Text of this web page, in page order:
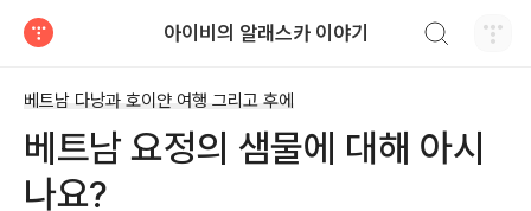
아이비의 알래스카 이야기
베트남 다낭과 호이얀 여행 그리고 후에
베트남 요정의 샘물에 대해 아시
나요?